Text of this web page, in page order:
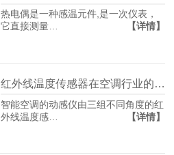
热电偶是一种感温元件,是一次仪表，
它直接测量…
【详情】
红外线温度传感器在空调行业的应用
智能空调的动感仪由三组不同角度的红
外线温度感…
【详情】